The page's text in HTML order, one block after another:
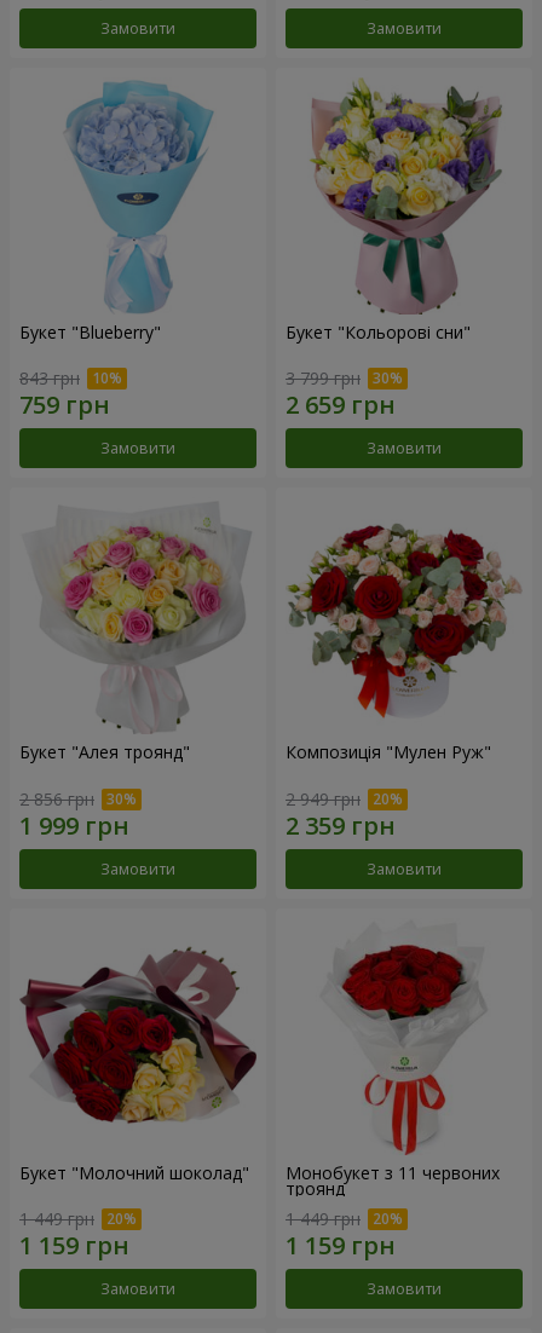
Замовити Замовити
Букет "Blueberry"
843 грн
Замовити
Букет "Кольорові сни"
3 799 грн
Замовити
Букет "Алея троянд"
2 856 грн
Замовити
Композиція "Мулен Руж"
2 949 грн
Замовити
Букет "Молочний шоколад"
1 449 грн
Замовити
Монобукет з 11 червоних
троянд
1 449 грн
Замовити